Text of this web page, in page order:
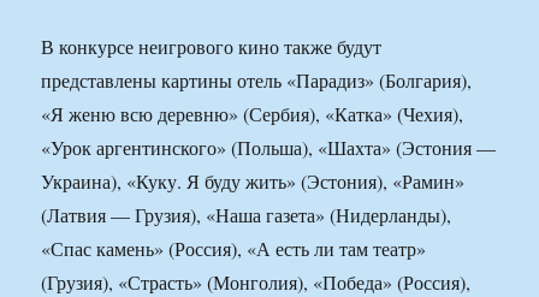
В конкурсе неигрового кино также будут
представлены картины отель «Парадиз» (Болгария),
«Я женю всю деревню» (Сербия), «Катка» (Чехия),
«Урок аргентинского» (Польша), «Шахта» (Эстония —
Украина), «Куку. Я буду жить» (Эстония), «Рамин»
(Латвия — Грузия), «Наша газета» (Нидерланды),
«Спас камень» (Россия), «А есть ли там театр»
(Грузия), «Страсть» (Монголия), «Победа» (Россия),